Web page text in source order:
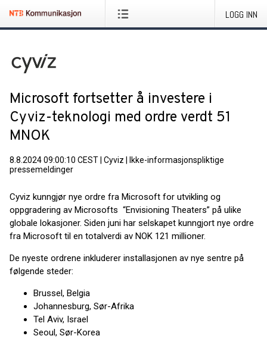
LOGG INN
Microsoft fortsetter å investere i
Cyviz-teknologi med ordre verdt 51
MNOK
8.8.2024 09:00:10 CEST Cyviz
Ikke-informasjonspliktige
pressemeldinger
Cyviz kunngjør nye ordre fra Microsoft for utvikling og
oppgradering av Microsofts “Envisioning Theaters” på ulike
globale lokasjoner. Siden juni har selskapet kunngjort nye ordre
fra Microsoft til en totalverdi av NOK 121 millioner.
De nyeste ordrene inkluderer installasjonen av nye sentre på
følgende steder:
Brussel, Belgia
Johannesburg, Sør-Afrika
Tel Aviv, Israel
Seoul, Sør-Korea